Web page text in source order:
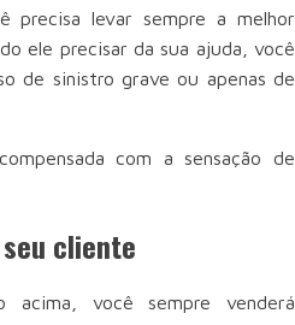
precisa levar sempre a melhor
ele precisar da sua ajuda, você
de sinistro grave ou apenas de
com a sensação de
cliente
acima, você sempre venderá